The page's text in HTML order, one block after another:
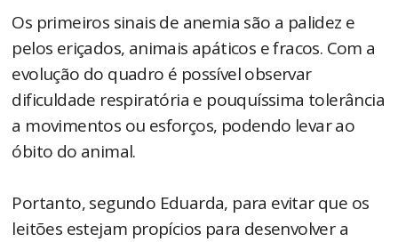
Os primeiros sinais de anemia são a palidez e
pelos eriçados, animais apáticos e fracos. Com a
evolução do quadro é possível observar
dificuldade respiratória e pouquíssima tolerância
a movimentos ou esforços, podendo levar ao
óbito do animal.
Portanto, segundo Eduarda, para evitar que os
leitões estejam propícios para desenvolver a